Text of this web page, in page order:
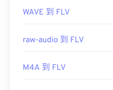
Adobe
實用連結：
WAVE 到 FLV
raw-audio 到 FLV
M4A 到 FLV